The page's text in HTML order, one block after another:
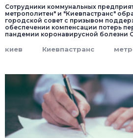
Сотрудники коммунальных
метрополитен" и "Киевпастранс"
городской совет с призывом
обеспечении компенсации потерь
пандемии коронавирусной болезни
киев Киевпастранс